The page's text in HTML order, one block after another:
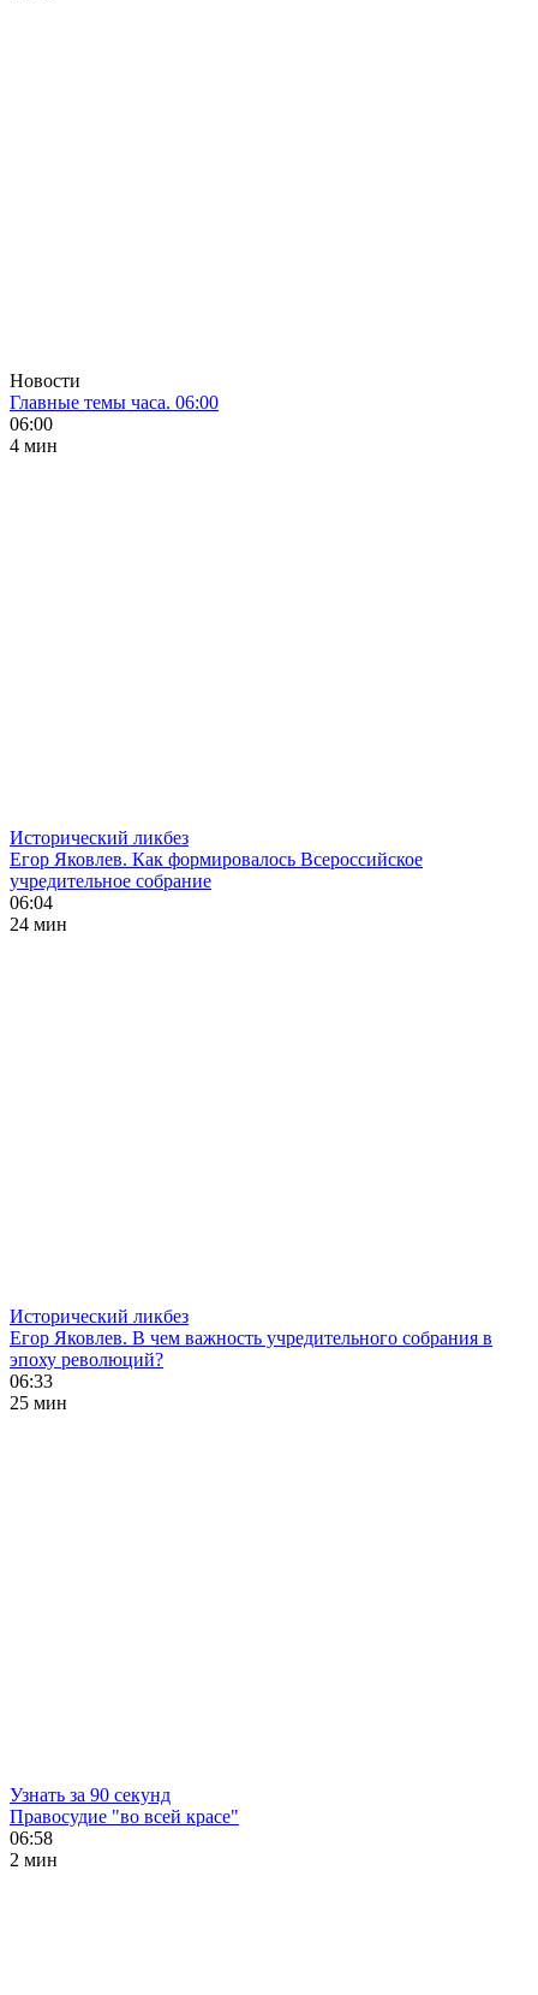
Новости
Главные темы часа. 06:00
06:00
4 мин
Исторический ликбез
Егор Яковлев. Как формировалось Всероссийское
учредительное собрание
06:04
24 мин
Исторический ликбез
Егор Яковлев. В чем важность учредительного собрания в
эпоху революций?
06:33
25 мин
Узнать за 90 секунд
Правосудие "во всей красе"
06:58
2 мин